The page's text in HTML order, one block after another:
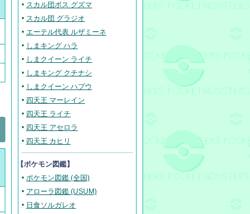
スカル団ボス グズマ
スカル団 グラジオ
エーテル代表 ルザミーネ
しまキング ハラ
しまクイーン ライチ
しまキング クチナシ
しまクイーン ハプウ
四天王 マーレイン
四天王 ライチ
四天王 アセロラ
四天王 カヒリ
【ポケモン図鑑】
ポケモン図鑑 (全国)
アローラ図鑑 (USUM)
日食ソルガレオ